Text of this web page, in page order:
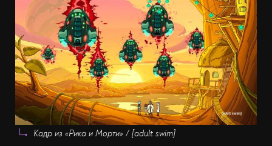
Кадр из «Рика и Морти» / [adult swim]